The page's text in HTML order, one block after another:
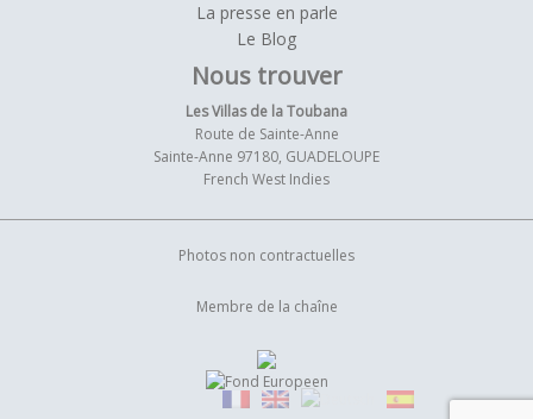
La presse en parle
Le Blog
Nous trouver
Les Villas de la Toubana
Route de Sainte-Anne
Sainte-Anne 97180, GUADELOUPE
French West Indies
Photos non contractuelles
Membre de la chaîne